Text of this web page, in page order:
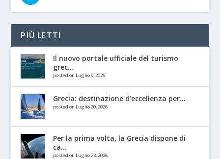
PIÙ LETTI
Il nuovo portale ufficiale del turismo
grec...
posted on Luglio 9, 2026
Grecia: destinazione d’eccellenza per...
posted on Luglio 20, 2026
Per la prima volta, la Grecia dispone di
ca...
posted on Luglio 23, 2026